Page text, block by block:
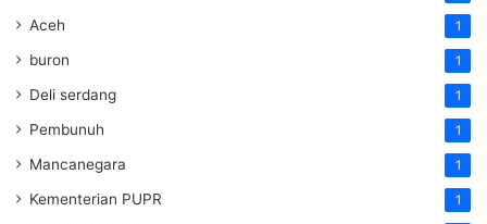
Aceh 1
buron 1
Deli serdang 1
Pembunuh 1
Mancanegara 1
Kementerian PUPR 1